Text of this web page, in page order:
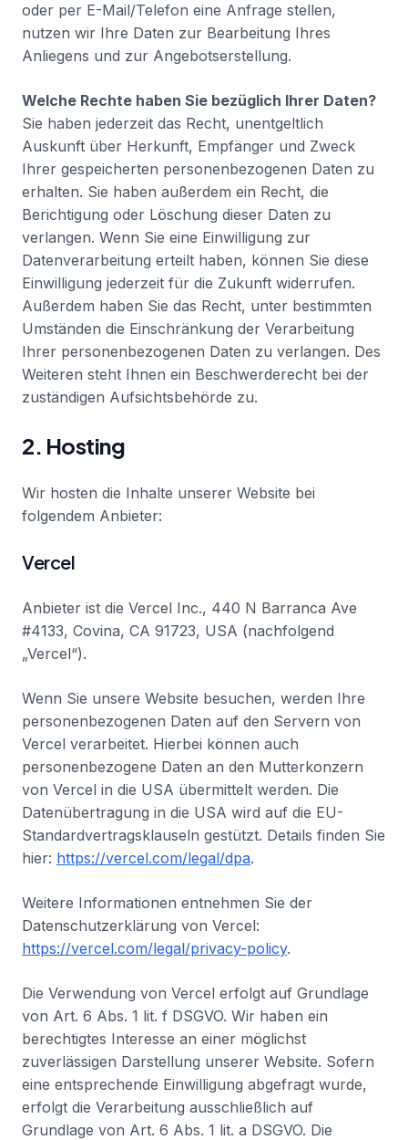
oder per E-Mail/Telefon eine Anfrage stellen,
nutzen wir Ihre Daten zur Bearbeitung Ihres
Anliegens und zur Angebotserstellung.
Welche Rechte haben Sie bezüglich Ihrer Daten?
Sie haben jederzeit das Recht, unentgeltlich
Auskunft über Herkunft, Empfänger und Zweck
Ihrer gespeicherten personenbezogenen Daten zu
erhalten. Sie haben außerdem ein Recht, die
Berichtigung oder Löschung dieser Daten zu
verlangen. Wenn Sie eine Einwilligung zur
Datenverarbeitung erteilt haben, können Sie diese
Einwilligung jederzeit für die Zukunft widerrufen.
Außerdem haben Sie das Recht, unter bestimmten
Umständen die Einschränkung der Verarbeitung
Ihrer personenbezogenen Daten zu verlangen. Des
Weiteren steht Ihnen ein Beschwerderecht bei der
zuständigen Aufsichtsbehörde zu.
2. Hosting
Wir hosten die Inhalte unserer Website bei
folgendem Anbieter:
Vercel
Anbieter ist die Vercel Inc., 440 N Barranca Ave
#4133, Covina, CA 91723, USA (nachfolgend
„Vercel“).
Wenn Sie unsere Website besuchen, werden Ihre
personenbezogenen Daten auf den Servern von
Vercel verarbeitet. Hierbei können auch
personenbezogene Daten an den Mutterkonzern
von Vercel in die USA übermittelt werden. Die
Datenübertragung in die USA wird auf die EU-
Standardvertragsklauseln gestützt. Details finden Sie
hier: https://vercel.com/legal/dpa.
Weitere Informationen entnehmen Sie der
Datenschutzerklärung von Vercel:
https://vercel.com/legal/privacy-policy.
Die Verwendung von Vercel erfolgt auf Grundlage
von Art. 6 Abs. 1 lit. f DSGVO. Wir haben ein
berechtigtes Interesse an einer möglichst
zuverlässigen Darstellung unserer Website. Sofern
eine entsprechende Einwilligung abgefragt wurde,
erfolgt die Verarbeitung ausschließlich auf
Grundlage von Art. 6 Abs. 1 lit. a DSGVO. Die